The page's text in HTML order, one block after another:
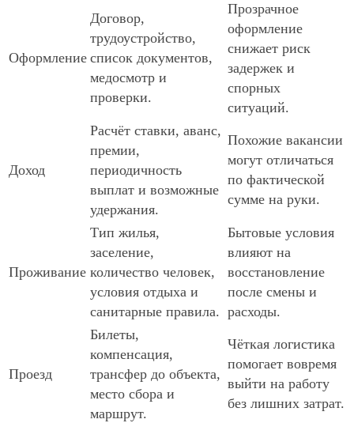
Оформление
Договор,
трудоустройство,
список документов,
медосмотр и
проверки.
Прозрачное
оформление
снижает риск
задержек и
спорных
ситуаций.
Доход
Расчёт ставки, аванс,
премии,
периодичность
выплат и возможные
удержания.
Похожие вакансии
могут отличаться
по фактической
сумме на руки.
Проживание
Тип жилья,
заселение,
количество человек,
условия отдыха и
санитарные правила.
Бытовые условия
влияют на
восстановление
после смены и
расходы.
Проезд
Билеты,
компенсация,
трансфер до объекта,
место сбора и
маршрут.
Чёткая логистика
помогает вовремя
выйти на работу
без лишних затрат.